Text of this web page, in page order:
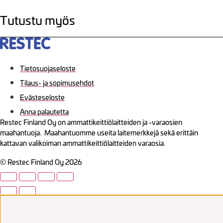
Tutustu myös
Tietosuojaseloste
Tilaus- ja sopimusehdot
Evästeseloste
Anna palautetta
Restec Finland Oy on ammattikeittiölaitteiden ja -varaosien
maahantuoja. Maahantuomme useita laitemerkkejä sekä erittäin
kattavan valikoiman ammattikeittiölaitteiden varaosia.
© Restec Finland Oy 2026